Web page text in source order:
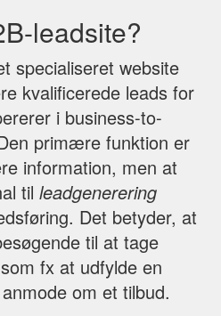
leadsite?
specialiseret website
kvalificerede leads for
i business-to-
primære funktion er
information, men at
til leadgenerering
Det betyder, at
til at tage
fx at udfylde en
om et tilbud.